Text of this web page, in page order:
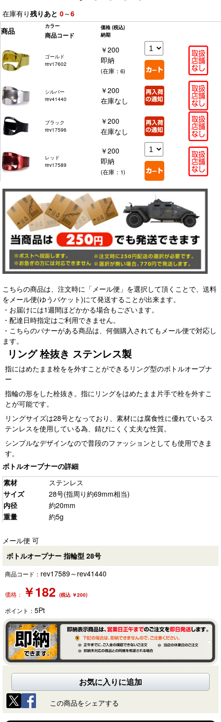
在庫有り残りあと 0～6
商品
カラー
商品コード
価格 (税込)
納期
ゴールド
rev17602
￥200
即納
(在庫：6)
シルバー
rev41440
￥200
在庫なし
ブラック
rev17596
￥200
在庫なし
レッド
rev17589
￥200
即納
(在庫：1)
こちらの商品は、注文時に「メール便」を選択して頂くことで、送料
をメール便(ゆうパケット)にて発送することが出来ます。
・お届けには1週間ほどかかる場合もございます。
・配達日時指定はご利用できません。
・こちらのバナーがある商品は、何個購入されてもメール便で対応し
ます。
リング 栓抜き ステンレス製
指にはめたまま栓をを外すことができるリング型のボトルオープナ
ー
指輪の形をした栓抜き。指にリングをはめたまま片手で栓を外すこ
とが可能です。
リングサイズは28号となっており、素材には腐食性に優れているス
テンレスを使用している為、錆びにくく丈夫な性質。
シンプルなデザインなので普段のファッションとしても使用できま
す。
ボトルオープナーの詳細
素材
ステンレス
サイズ
28号(指周り約69mm相当)
内径
約20mm
重量
約5g
メール便 可
ボトルオープナー 指輪型 28号
商品コード： rev17589～rev41440
価格： ￥182 (税込 ￥200)
ポイント： 5Pt
お気に入りに追加
この商品をシェアする